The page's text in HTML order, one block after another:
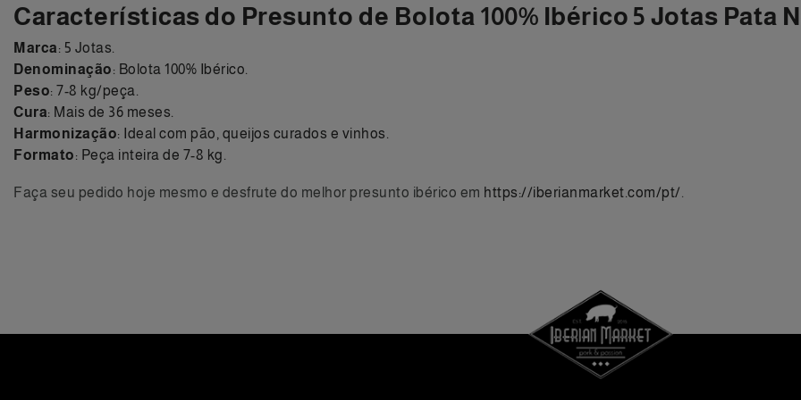
Características do Presunto de Bolota 100% Ibérico 5 Jotas Pata
Marca: 5 Jotas.
Denominação: Bolota 100% Ibérico.
Peso: 7-8 kg/peça.
Cura: Mais de 36 meses.
Harmonização: Ideal com pão, queijos curados e vinhos.
Formato: Peça inteira de 7-8 kg.
Faça seu pedido hoje mesmo e desfrute do melhor presunto ibérico em https://iberianmarket.com/pt/.